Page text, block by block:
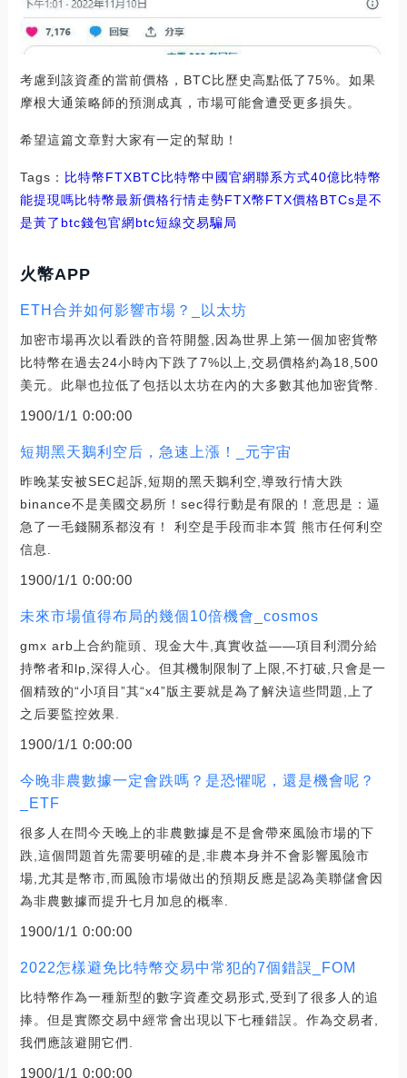
考慮到該資產的當前價格，BTC比歷史高點低了75%。如果
摩根大通策略師的預測成真，市場可能會遭受更多損失。
希望這篇文章對大家有一定的幫助！
Tags： 比特幣FTXBTC比特幣中國官網聯系方式40億比特幣
能提現嗎比特幣最新價格行情走勢FTX幣FTX價格BTCs是不
是黃了 btc錢包官網btc短線交易騙局
火幣APP
ETH合并如何影響市場？_以太坊
加密市場再次以看跌的音符開盤,因為世界上第一個加密貨幣
比特幣在過去24小時內下跌了7%以上,交易價格約為18,500
美元。此舉也拉低了包括以太坊在內的大多數其他加密貨幣.
1900/1/1 0:00:00
短期黑天鵝利空后，急速上漲！_元宇宙
昨晚某安被SEC起訴,短期的黑天鵝利空,導致行情大跌
binance不是美國交易所！sec得行動是有限的！意思是：逼
急了一毛錢關系都沒有！ 利空是手段而非本質 熊市任何利空
信息.
1900/1/1 0:00:00
未來市場值得布局的幾個10倍機會_cosmos
gmx arb上合約龍頭、現金大牛,真實收益——項目利潤分給
持幣者和lp,深得人心。但其機制限制了上限,不打破,只會是一
個精致的“小項目”其“x4”版主要就是為了解決這些問題,上了
之后要監控效果.
1900/1/1 0:00:00
今晚非農數據一定會跌嗎？是恐懼呢，還是機會呢？
_ETF
很多人在問今天晚上的非農數據是不是會帶來風險市場的下
跌,這個問題首先需要明確的是,非農本身并不會影響風險市
場,尤其是幣市,而風險市場做出的預期反應是認為美聯儲會因
為非農數據而提升七月加息的概率.
1900/1/1 0:00:00
2022怎樣避免比特幣交易中常犯的7個錯誤_FOM
比特幣作為一種新型的數字資產交易形式,受到了很多人的追
捧。但是實際交易中經常會出現以下七種錯誤。作為交易者,
我們應該避開它們.
1900/1/1 0:00:00